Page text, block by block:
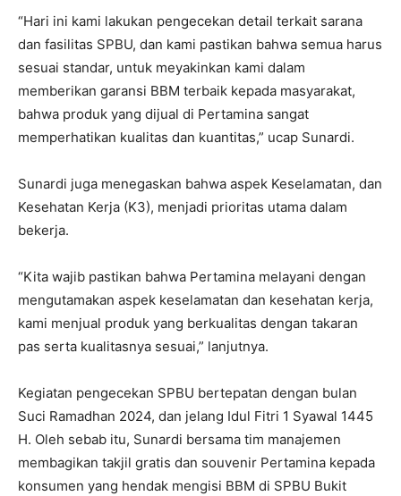
“Hari ini kami lakukan pengecekan detail terkait sarana
dan fasilitas SPBU, dan kami pastikan bahwa semua harus
sesuai standar, untuk meyakinkan kami dalam
memberikan garansi BBM terbaik kepada masyarakat,
bahwa produk yang dijual di Pertamina sangat
memperhatikan kualitas dan kuantitas,” ucap Sunardi.
Sunardi juga menegaskan bahwa aspek Keselamatan, dan
Kesehatan Kerja (K3), menjadi prioritas utama dalam
bekerja.
“Kita wajib pastikan bahwa Pertamina melayani dengan
mengutamakan aspek keselamatan dan kesehatan kerja,
kami menjual produk yang berkualitas dengan takaran
pas serta kualitasnya sesuai,” lanjutnya.
Kegiatan pengecekan SPBU bertepatan dengan bulan
Suci Ramadhan 2024, dan jelang Idul Fitri 1 Syawal 1445
H. Oleh sebab itu, Sunardi bersama tim manajemen
membagikan takjil gratis dan souvenir Pertamina kepada
konsumen yang hendak mengisi BBM di SPBU Bukit